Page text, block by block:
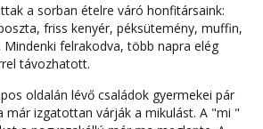
a sorban ételre váró honfitársaink:
friss kenyér, péksütemény, muffin,
Mindenki felrakodva, több napra elég
távozhatott.
oldalán lévő családok gyermekei pár
már izgatottan várják a mikulást. A "mi "